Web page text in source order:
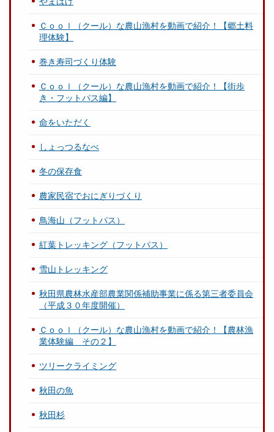
Ｃｏｏｌ（クール）な農山漁村を動画で紹介！【郷土料
理体験】
巻き寿司づくり体験
Ｃｏｏｌ（クール）な農山漁村を動画で紹介！【街歩
き・フットパス編】
命をいただく
しょっつるなべ
冬の保存食
農家民宿でおにぎりづくり
鳥海山（フットパス）
紅葉トレッキング（フットパス）
雪山トレッキング
秋田県農林水産部農業関係補助事業に係る第三者委員会
（平成３０年度開催）
Ｃｏｏｌ（クール）な農山漁村を動画で紹介！【農林漁
業体験編 その２】
ツリークライミング
秋田の魚
秋田杉